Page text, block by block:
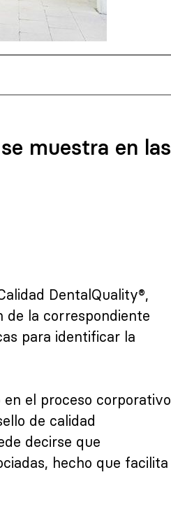
muestra en las
DentalQuality®,
de la correspondiente
para identificar la
el proceso corporativo
de calidad
decirse que
hecho que facilita